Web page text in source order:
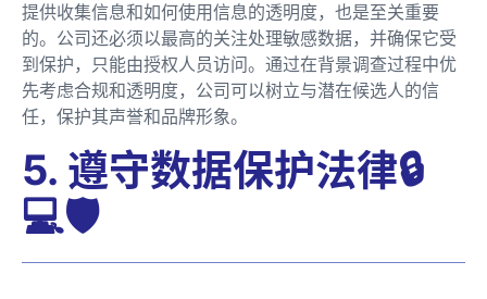
提供收集信息和如何使用信息的透明度，也是至关重要
的。公司还必须以最高的关注处理敏感数据，并确保它受
到保护，只能由授权人员访问。通过在背景调查过程中优
先考虑合规和透明度，公司可以树立与潜在候选人的信
任，保护其声誉和品牌形象。
5. 遵守数据保护法律🔒
💻🛡️